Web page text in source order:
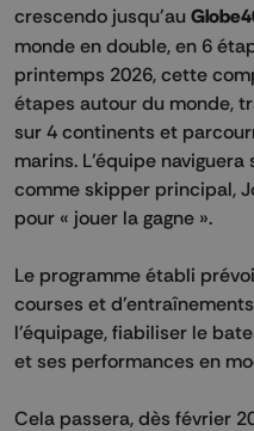
crescendo jusqu'au
monde en double, en 6
printemps 2026, cette
étapes autour du monde,
sur 4 continents et
marins. L’équipe
comme skipper principal,
pour « jouer la gagne ».
Le programme établi
courses et
l'équipage, fiabiliser le
et ses performances en
Cela passera, dès février